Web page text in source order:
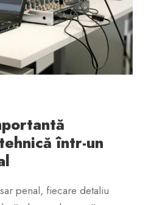
într-un
penal, fiecare detaliu